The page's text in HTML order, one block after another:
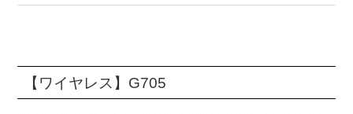
【ワイヤレス】G705